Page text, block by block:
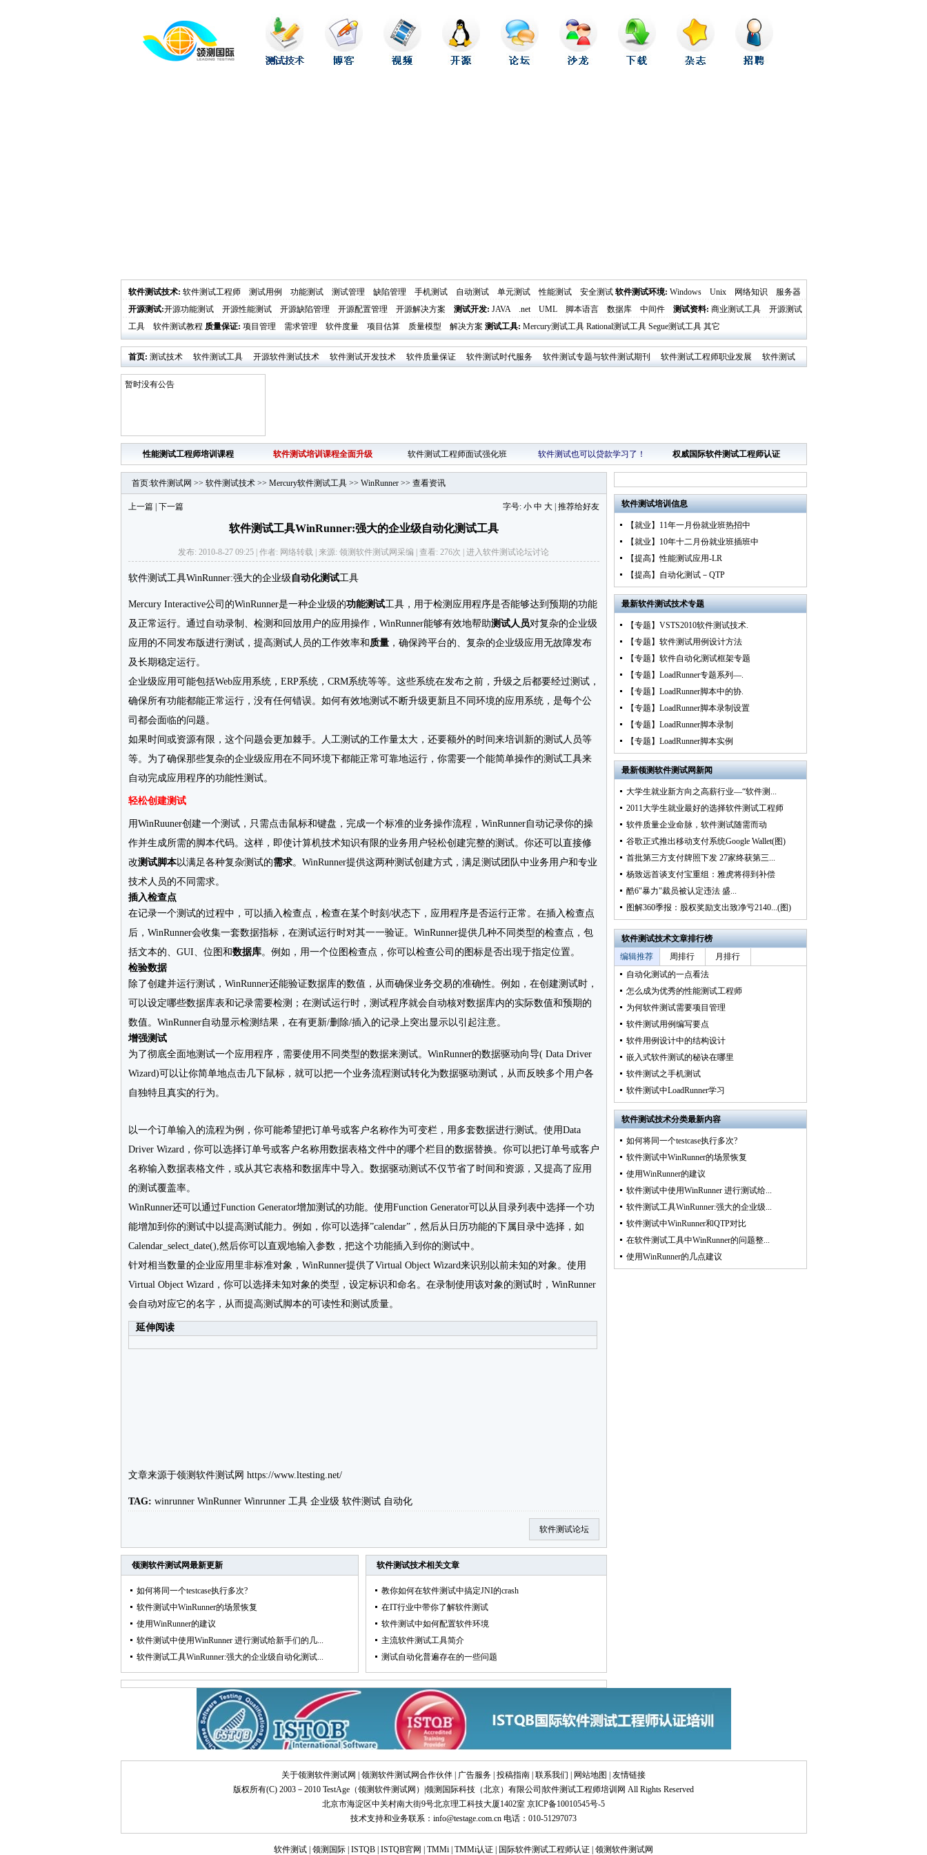
软件测试技术: 软件测试工程师 测试用例 功能测试 测试管理 缺陷管理 手机测试 自动测试 单元测试 性能测试 安全测试 软件测试环境: Windows Unix 网络知识
服务器
开源测试:开源功能测试 开源性能测试 开源缺陷管理 开源配置管理 开源解决方案 测试开发: JAVA .net UML 脚本语言 数据库 中间件 测试资料: 商业测试工具
开源测试
工具
软件测试教程 质量保证: 项目管理 需求管理 软件度量 项目估算 质量模型 解决方案 测试工具: Mercury测试工具 Rational测试工具 Segue测试工具 其它
首页: 测试技术 软件测试工具 开源软件测试技术 软件测试开发技术 软件质量保证 软件测试时代服务 软件测试专题与软件测试期刊 软件测试工程师职业发展
软件测试
业界新闻
软件测试时代活动发布
暂时没有公告
性能测试工程师培训课程 软件测试培训课程全面升级 软件测试工程师面试强化班 软件测试也可以贷款学习了！ 权威国际软件测试工程师认证
首页:软件测试网 >> 软件测试技术>> Mercury软件测试工具>> WinRunner>> 查看资讯
字号: 小 中 大| 推荐给好友
上一篇| 下一篇
软件测试工具WinRunner:强大的企业级自动化测试工具
发布: 2010-8-27 09:25 | 作者: 网络转载 | 来源: 领测软件测试网采编 | 查看: 276次 | 进入软件测试论坛讨论
软件测试工具WinRunner:强大的企业级 自动化测试工具
Mercury Interactive公司的WinRunner是一种企业级的功能测试工具，用于检测应用程序是否能够达到预期的功能
及正常运行。通过自动录制、检测和回放用户的应用操作，WinRunner能够有效地帮助测试人员对复杂的企业级
应用的不同发布版进行测试，提高测试人员的工作效率和 质量，确保跨平台的、复杂的企业级应用无故障发布
及长期稳定运行。
企业级应用可能包括Web应用系统，ERP系统，CRM系统等等。这些系统在发布之前，升级之后都要经过测试，
确保所有功能都能正常运行，没有任何错误。如何有效地测试不断升级更新且不同环境的应用系统，是每个公
司都会面临的问题。
如果时间或资源有限，这个问题会更加棘手。人工测试的工作量太大，还要额外的时间来培训新的测试人员等
等。为了确保那些复杂的企业级应用在不同环境下都能正常可靠地运行，你需要一个能简单操作的测试工具来
自动完成应用程序的功能性测试。
轻松创建测试
用WinRuuner创建一个测试，只需点击鼠标和键盘，完成一个标准的业务操作流程，WinRunner自动记录你的操
作并生成所需的脚本代码。这样，即使计算机技术知识有限的业务用户轻松创建完整的测试。你还可以直接修
改测试脚本以满足各种复杂测试的需求。WinRunner提供这两种测试创建方式，满足测试团队中业务用户和专业
技术人员的不同需求。
插入检查点
在记录一个测试的过程中，可以插入检查点，检查在某个时刻/状态下，应用程序是否运行正常。在插入检查点
后，WinRunner会收集一套数据指标，在测试运行时对其一一验证。WinRunner提供几种不同类型的检查点，包
括文本的、GUI、位图和数据库。例如，用一个位图检查点，你可以检查公司的图标是否出现于指定位置。
检验数据
除了创建并运行测试，WinRunner还能验证数据库的数值，从而确保业务交易的准确性。例如，在创建测试时，
可以设定哪些数据库表和记录需要检测；在测试运行时，测试程序就会自动核对数据库内的实际数值和预期的
数值。WinRunner自动显示检测结果，在有更新/删除/插入的记录上突出显示以引起注意。
增强测试
为了彻底全面地测试一个应用程序，需要使用不同类型的数据来测试。WinRunner的数据驱动向导( Data Driver
Wizard)可以让你简单地点击几下鼠标，就可以把一个业务流程测试转化为数据驱动测试，从而反映多个用户各
自独特且真实的行为。
以一个订单输入的流程为例，你可能希望把订单号或客户名称作为可变栏，用多套数据进行测试。使用Data
Driver Wizard，你可以选择订单号或客户名称用数据表格文件中的哪个栏目的数据替换。你可以把订单号或客户
名称输入数据表格文件，或从其它表格和数据库中导入。数据驱动测试不仅节省了时间和资源，又提高了应用
的测试覆盖率。
WinRunner还可以通过Function Generator增加测试的功能。使用Function Generator可以从目录列表中选择一个功
能增加到你的测试中以提高测试能力。例如，你可以选择”calendar”，然后从日历功能的下属目录中选择，如
Calendar_select_date(),然后你可以直观地输入参数，把这个功能插入到你的测试中。
针对相当数量的企业应用里非标准对象，WinRunner提供了Virtual Object Wizard来识别以前未知的对象。使用
Virtual Object Wizard，你可以选择未知对象的类型，设定标识和命名。在录制使用该对象的测试时，WinRunner
会自动对应它的名字，从而提高测试脚本的可读性和测试质量。
延伸阅读
文章来源于领测软件测试网 https://www.ltesting.net/
TAG: winrunner WinRunner Winrunner 工具 企业级 软件测试 自动化
软件测试论坛
领测软件测试网最新更新
如何将同一个testcase执行多次?
软件测试中WinRunner的场景恢复
使用WinRunner的建议
软件测试中使用WinRunner 进行测试给新手们的几...
软件测试工具WinRunner:强大的企业级自动化测试...
软件测试技术相关文章
教你如何在软件测试中搞定JNI的crash
在IT行业中带你了解软件测试
软件测试中如何配置软件环境
主流软件测试工具简介
测试自动化普遍存在的一些问题
软件测试培训信息
【就业】11年一月份就业班热招中
【就业】10年十二月份就业班插班中
【提高】性能测试应用-LR
【提高】自动化测试－QTP
最新软件测试技术专题
【专题】VSTS2010软件测试技术.
【专题】软件测试用例设计方法
【专题】软件自动化测试框架专题
【专题】LoadRunner专题系列—.
【专题】LoadRunner脚本中的协.
【专题】LoadRunner脚本录制设置
【专题】LoadRunner脚本录制
【专题】LoadRunner脚本实例
最新领测软件测试网新闻
大学生就业新方向之高薪行业—“软件测...
2011大学生就业最好的选择软件测试工程师
软件质量企业命脉，软件测试随需而动
谷歌正式推出移动支付系统Google Wallet(图)
首批第三方支付牌照下发 27家终获第三...
杨致远首谈支付宝重组：雅虎将得到补偿
酷6"暴力"裁员被认定违法 盛...
图解360季报：股权奖励支出致净亏2140...(图)
软件测试技术文章排行榜
编辑推荐
周排行
月排行
自动化测试的一点看法
怎么成为优秀的性能测试工程师
为何软件测试需要项目管理
软件测试用例编写要点
软件用例设计中的结构设计
嵌入式软件测试的秘诀在哪里
软件测试之手机测试
软件测试中LoadRunner学习
软件测试技术分类最新内容
如何将同一个testcase执行多次?
软件测试中WinRunner的场景恢复
使用WinRunner的建议
软件测试中使用WinRunner 进行测试给...
软件测试工具WinRunner:强大的企业级...
软件测试中WinRunner和QTP对比
在软件测试工具中WinRunner的问题整...
使用WinRunner的几点建议
关于领测软件测试网 领测软件测试网合作伙伴 广告服务 投稿指南 联系我们 网站地图
友情链接
版权所有(C) 2003－2010 TestAge（领测软件测试网 ）| 领测国际科技（北京）有限公司 软件测试工程师培训网 All Rights Reserved
北京市海淀区中关村南大街9号北京理工科技大厦1402室 京ICP备10010545号-5
技术支持和业务联系：info@testage.com.cn 电话：010-51297073
软件测试 领测国际 ISTQB ISTQB官网 TMMi TMMi认证 国际软件测试工程师认证 领测软件测试网